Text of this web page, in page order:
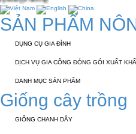
SẢN PHẨM
DỤNG CỤ GIA ĐÌNH
DỊCH VỤ GIA CÔNG ĐÓNG GÓI XUẤT
DANH MỤC SẢN PHẨM
Giống cây trồng
GIỐNG CHANH DÂY